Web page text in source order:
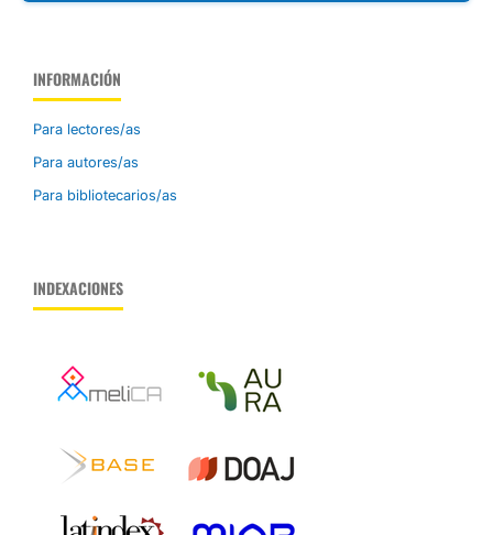
INFORMACIÓN
Para lectores/as
Para autores/as
Para bibliotecarios/as
INDEXACIONES